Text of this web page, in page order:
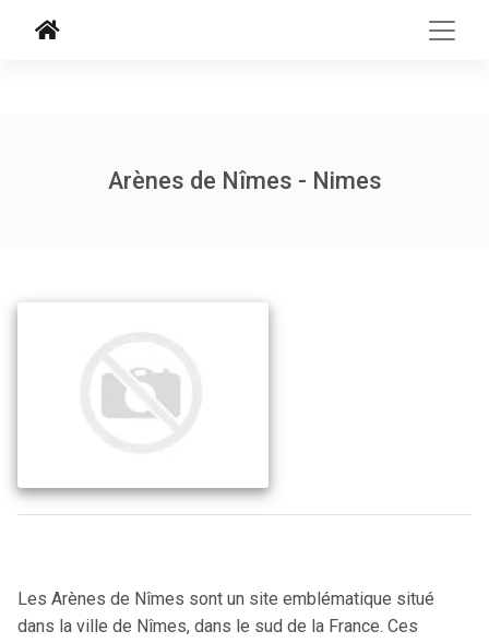
Arènes de Nîmes - Nimes
Les Arènes de Nîmes sont un site emblématique situé
dans la ville de Nîmes, dans le sud de la France. Ces